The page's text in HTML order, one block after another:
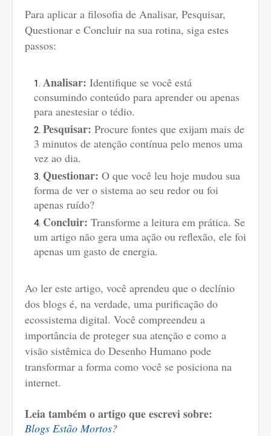
Para aplicar a filosofia de Analisar, Pesquisar,
Questionar e Concluir na sua rotina, siga estes
passos:
Analisar: Identifique se você está
consumindo conteúdo para aprender ou apenas
para anestesiar o tédio.
Pesquisar: Procure fontes que exijam mais de
3 minutos de atenção contínua pelo menos uma
vez ao dia.
Questionar: O que você leu hoje mudou sua
forma de ver o sistema ao seu redor ou foi
apenas ruído?
Concluir: Transforme a leitura em prática. Se
um artigo não gera uma ação ou reflexão, ele foi
apenas um gasto de energia.
Ao ler este artigo, você aprendeu que o declínio
dos blogs é, na verdade, uma purificação do
ecossistema digital. Você compreendeu a
importância de proteger sua atenção e como a
visão sistêmica do Desenho Humano pode
transformar a forma como você se posiciona na
internet.
Leia também o artigo que escrevi sobre:
Blogs Estão Mortos?